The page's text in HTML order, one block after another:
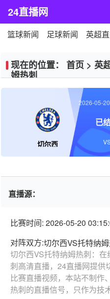
24直播网
篮球新闻 足球新闻 英超
现在的位置： 首页 > 英
姆热刺
切尔西
2026-05-
已
直播源：
比赛时间: 2026-05-20
对阵双方:切尔西VS托特纳
切尔西VS托特纳姆热刺：
刺高清直播，24直播网提供
比赛直播视频，本站不制作
热刺的直播信号，只作为技